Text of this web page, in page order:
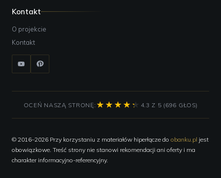
Kontakt
O projekcie
Kontakt
OCEŃ NASZĄ STRONĘ: 4.3 Z 5 (696 GŁOS)
© 2016–2026 Przy korzystaniu z materiałów hiperłącze do obanku.pl jest
obowiązkowe. Treść strony nie stanowi rekomendacji ani oferty i ma
charakter informacyjno-referencyjny.